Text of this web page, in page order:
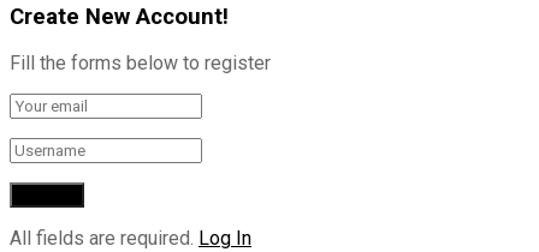
Create New Account!
Fill the forms below to register
All fields are required. Log In